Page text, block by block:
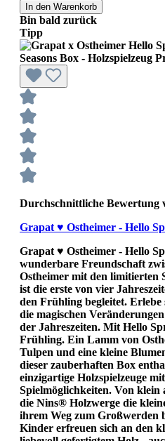
In den Warenkorb
Bin bald zurück
Tipp
Durchschnittliche Bewertung
Grapat ♥ Ostheimer - Hello
Grapat ♥ Ostheimer - Hello
wunderbare Freundschaft
Ostheimer mit den limitierten
ist die erste von vier
den Frühling begleitet. Erlebe
die magischen
der Jahreszeiten. Mit Hello
Frühling. Ein Lamm von
Tulpen und eine kleine
dieser zauberhaften Box
einzigartige Holzspielzeuge
Spielmöglichkeiten. Von klein
die Nins® Holzwerge die
ihrem Weg zum Großwerden
Kinder erfreuen sich an den